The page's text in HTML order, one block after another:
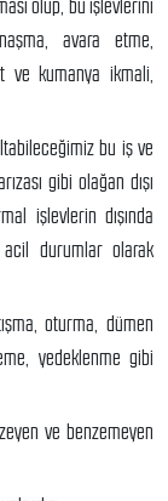
olup, bu işlevlerini
avara etme,
ve kumanya ikmali,
bu iş ve
gibi olağan dışı
işlevlerin dışında
durumlar olarak
oturma, dümen
yedeklenme gibi
ve benzemeyen